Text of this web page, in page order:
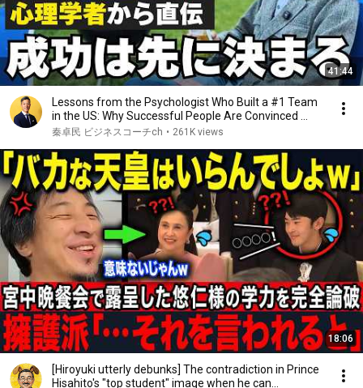
41:44
Lessons from the Psychologist Who Built a #1 Team
in the US: Why Successful People Are Convinced ...
秦卓民 ビジネスコーチch • 261K views
18:06
[Hiroyuki utterly debunks] The contradiction in Prince
Hisahito's "top student" image when he can...